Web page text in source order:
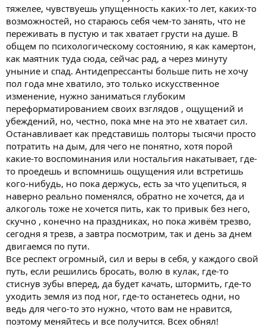
тяжелее, чувствуешь упущенность каких-то лет, каких-то
возможностей, но стараюсь себя чем-то занять, что не
переживать в пустую и так хватает грусти на душе. В
общем по психологическому состоянию, я как камертон,
как маятник туда сюда, сейчас рад, а через минуту
уныние и спад. Антидепрессанты больше пить не хочу
пол года мне хватило, это только искусственное
изменение, нужно заниматься глубоким
переформатированием своих взглядов , ощущений и
убеждений, но, честно, пока мне на это не хватает сил.
Останавливает как представишь полторы тысячи просто
потратить на дым, для чего не понятно, хотя порой
какие-то воспоминания или ностальгия накатывает, где-
то проедешь и вспомнишь ощущения или встретишь
кого-нибудь, но пока держусь, есть за что уцепиться, я
наверно реально поменялся, обратно не хочется, да и
алкоголь тоже не хочется пить, как то привык без него,
скучно , конечно на праздниках, но пока живём трезво,
сегодня я трезв, а завтра посмотрим, так и день за днем
двигаемся по пути.
Все респект огромный, сил и веры в себя, у каждого свой
путь, если решились бросать, волю в кулак, где-то
стиснув зубы вперед, да будет качать, штормить, где-то
уходить земля из под ног, где-то останетесь одни, но
ведь для чего-то это нужно, чтото вам не нравится,
поэтому меняйтесь и все получится. Всех обнял!